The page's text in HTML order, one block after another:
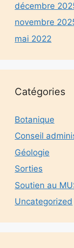
décembre
novembre
mai 2022
Catégories
Botanique
Conseil
Géologie
Sorties
Soutien au
Uncategorized